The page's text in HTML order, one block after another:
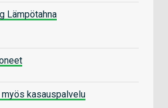
Lämpötahna
kasauspalvelu